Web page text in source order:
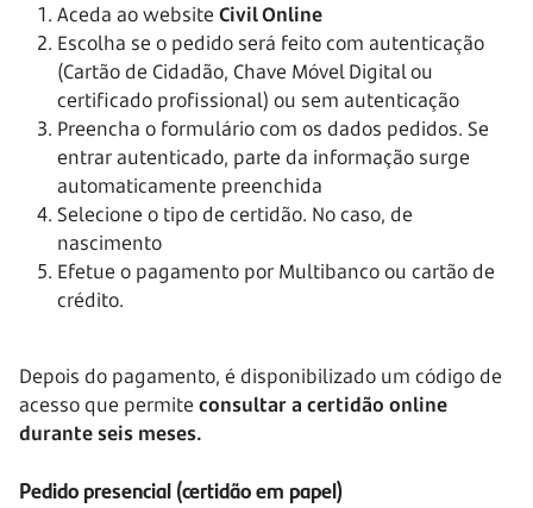
Aceda ao website Civil Online
Escolha se o pedido será feito com autenticação
(Cartão de Cidadão, Chave Móvel Digital ou
certificado profissional) ou sem autenticação
Preencha o formulário com os dados pedidos. Se
entrar autenticado, parte da informação surge
automaticamente preenchida
Selecione o tipo de certidão. No caso, de
nascimento
Efetue o pagamento por Multibanco ou cartão de
crédito.
Depois do pagamento, é disponibilizado um código de
acesso que permite consultar a certidão online
durante seis meses.
Pedido presencial (certidão em papel)